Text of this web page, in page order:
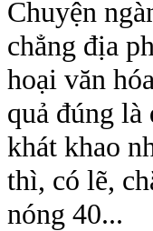
Chuyện
chẳng địa
hoại văn
quả đúng
khát khao
thì, có lẽ,
nóng 40...